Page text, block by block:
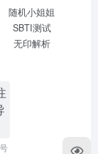
随机小姐姐
SBTI测试
无印解析